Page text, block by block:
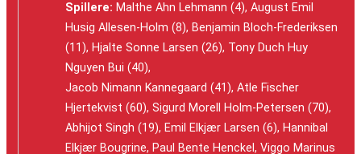
Spillere: Malthe Ahn Lehmann (4), August Emil
Husig Allesen-Holm (8), Benjamin Bloch-Frederiksen
(11), Hjalte Sonne Larsen (26), Tony Duch Huy
Nguyen Bui (40),
Jacob Nimann Kannegaard (41), Atle Fischer
Hjertekvist (60), Sigurd Morell Holm-Petersen (70),
Abhijot Singh (19), Emil Elkjær Larsen (6), Hannibal
Elkjær Bougrine, Paul Bente Henckel, Viggo Marinus